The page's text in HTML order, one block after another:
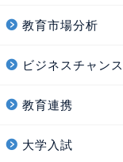
教育市場分析
ビジネスチャンス
教育連携
大学入試